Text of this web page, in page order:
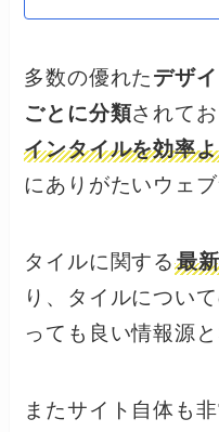
多数の優れたデザ
ごとに分類されて
インタイルを効率
にありがたいウェブ
タイルに関する最
り、タイルについ
っても良い情報源
またサイト自体も